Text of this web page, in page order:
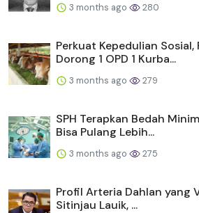
3 months ago 280
Perkuat Kepedulian Sosial,
Dorong 1 OPD 1 Kurba...
3 months ago 279
SPH Terapkan Bedah
Bisa Pulang Lebih...
3 months ago 275
Profil Arteria Dahlan yang
Sitinjau Lauik, ...